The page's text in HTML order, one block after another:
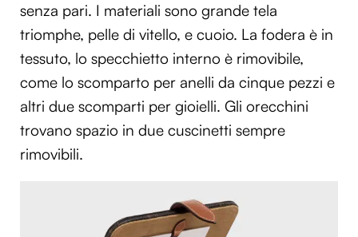
senza pari. I materiali sono grande tela
triomphe, pelle di vitello, e cuoio. La fodera è in
tessuto, lo specchietto interno è rimovibile,
come lo scomparto per anelli da cinque pezzi e
altri due scomparti per gioielli. Gli orecchini
trovano spazio in due cuscinetti sempre
rimovibili.